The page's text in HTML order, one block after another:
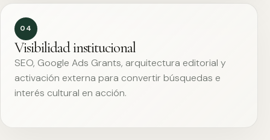
04
Visibilidad institucional
SEO, Google Ads Grants, arquitectura editorial y
activación externa para convertir búsquedas e
interés cultural en acción.